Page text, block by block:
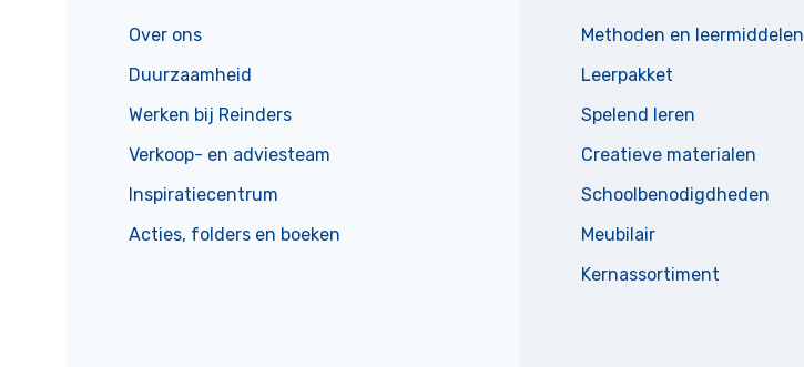
Over ons
Duurzaamheid
Werken bij Reinders
Verkoop- en adviesteam
Inspiratiecentrum
Acties, folders en boeken
Methoden en leermiddelen
Leerpakket
Spelend leren
Creatieve materialen
Schoolbenodigdheden
Meubilair
Kernassortiment